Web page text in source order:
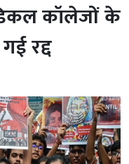
कॉलेजों के
रद्द